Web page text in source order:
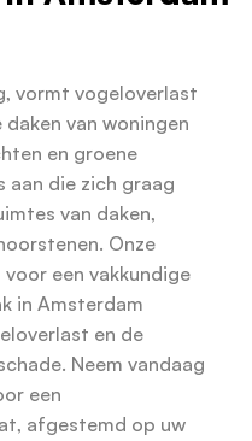
vormt vogeloverlast
van woningen
en groene
aan die zich graag
van daken,
Onze
een vakkundige
in Amsterdam
en de
Neem vandaag
een
afgestemd op uw